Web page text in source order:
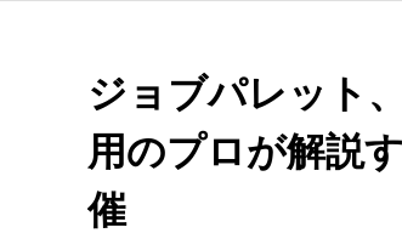
ジョブパレット
用のプロが解説
催